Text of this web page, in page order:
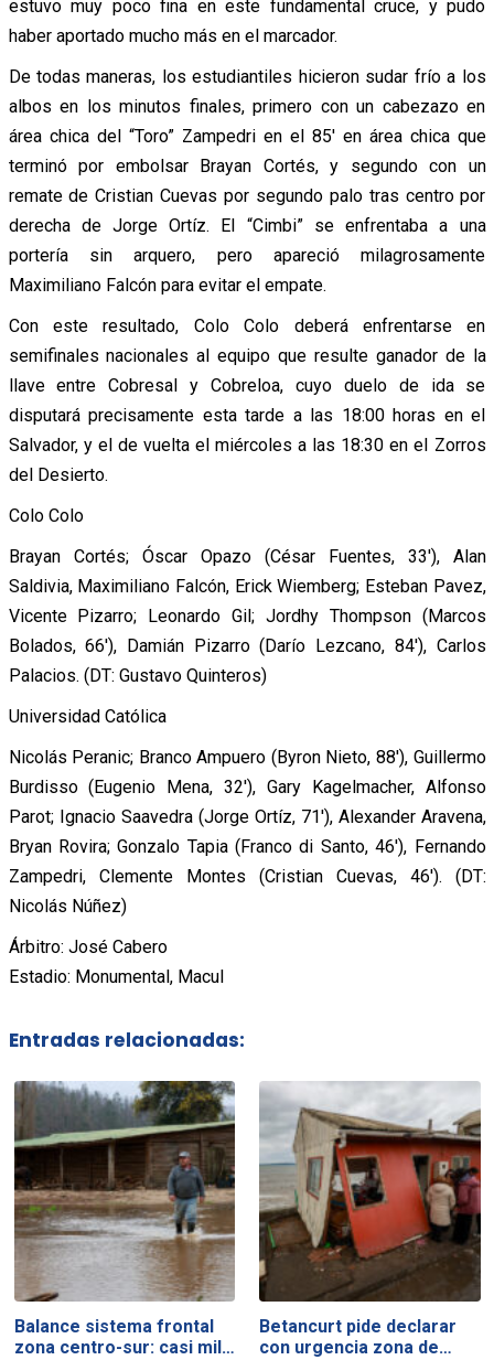
estuvo muy poco fina en este fundamental cruce, y pudo
haber aportado mucho más en el marcador.
De todas maneras, los estudiantiles hicieron sudar frío a los
albos en los minutos finales, primero con un cabezazo en
área chica del “Toro” Zampedri en el 85′ en área chica que
terminó por embolsar Brayan Cortés, y segundo con un
remate de Cristian Cuevas por segundo palo tras centro por
derecha de Jorge Ortíz. El “Cimbi” se enfrentaba a una
portería sin arquero, pero apareció milagrosamente
Maximiliano Falcón para evitar el empate.
Con este resultado, Colo Colo deberá enfrentarse en
semifinales nacionales al equipo que resulte ganador de la
llave entre Cobresal y Cobreloa, cuyo duelo de ida se
disputará precisamente esta tarde a las 18:00 horas en el
Salvador, y el de vuelta el miércoles a las 18:30 en el Zorros
del Desierto.
Colo Colo
Brayan Cortés; Óscar Opazo (César Fuentes, 33′), Alan
Saldivia, Maximiliano Falcón, Erick Wiemberg; Esteban Pavez,
Vicente Pizarro; Leonardo Gil; Jordhy Thompson (Marcos
Bolados, 66′), Damián Pizarro (Darío Lezcano, 84′), Carlos
Palacios. (DT: Gustavo Quinteros)
Universidad Católica
Nicolás Peranic; Branco Ampuero (Byron Nieto, 88′), Guillermo
Burdisso (Eugenio Mena, 32′), Gary Kagelmacher, Alfonso
Parot; Ignacio Saavedra (Jorge Ortíz, 71′), Alexander Aravena,
Bryan Rovira; Gonzalo Tapia (Franco di Santo, 46′), Fernando
Zampedri, Clemente Montes (Cristian Cuevas, 46′). (DT:
Nicolás Núñez)
Árbitro: José Cabero
Estadio: Monumental, Macul
Entradas relacionadas:
Balance sistema frontal
zona centro-sur: casi mil…
Betancurt pide declarar
con urgencia zona de…